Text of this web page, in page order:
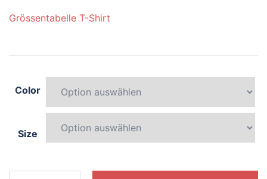
Grössentabelle T-Shirt
Color
Size